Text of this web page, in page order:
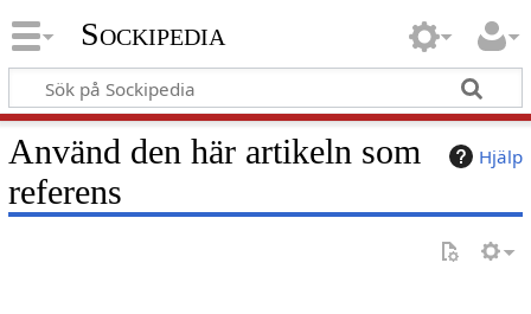
Sockipedia
Hjälp
Använd den här artikeln som
referens